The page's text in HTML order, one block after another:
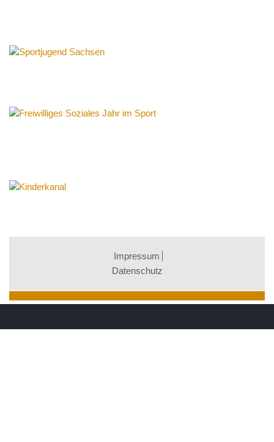
Impressum
Datenschutz